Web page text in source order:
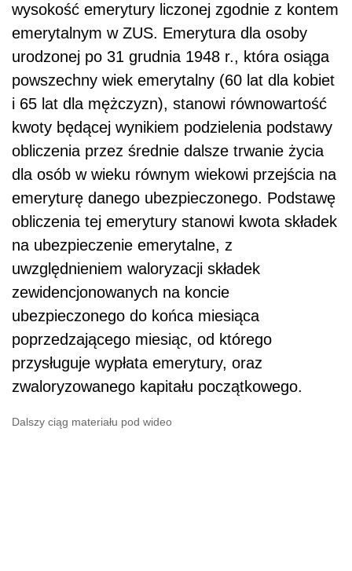
wysokość emerytury liczonej zgodnie z kontem
emerytalnym w ZUS. Emerytura dla osoby
urodzonej po 31 grudnia 1948 r., która osiąga
powszechny wiek emerytalny (60 lat dla kobiet
i 65 lat dla mężczyzn), stanowi równowartość
kwoty będącej wynikiem podzielenia podstawy
obliczenia przez średnie dalsze trwanie życia
dla osób w wieku równym wiekowi przejścia na
emeryturę danego ubezpieczonego. Podstawę
obliczenia tej emerytury stanowi kwota składek
na ubezpieczenie emerytalne, z
uwzględnieniem waloryzacji składek
zewidencjonowanych na koncie
ubezpieczonego do końca miesiąca
poprzedzającego miesiąc, od którego
przysługuje wypłata emerytury, oraz
zwaloryzowanego kapitału początkowego.
Dalszy ciąg materiału pod wideo